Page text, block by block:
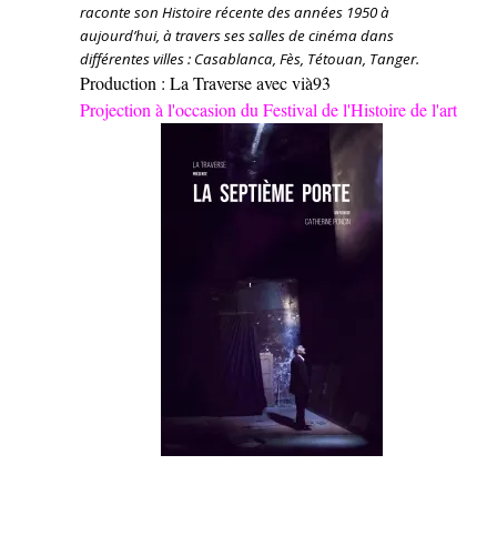
raconte son Histoire récente des années 1950 à
aujourd’hui, à travers ses salles de cinéma dans
différentes villes : Casablanca, Fès, Tétouan, Tanger.
Production : La Traverse avec vià93
Projection à l'occasion du Festival de l'Histoire de l'art